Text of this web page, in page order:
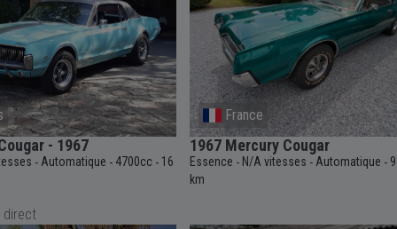
- 1967
- Automatique - 4700cc - 16
France
1967 Mercury Cougar
Essence - N/A vitesses - Automatique -
km
direct